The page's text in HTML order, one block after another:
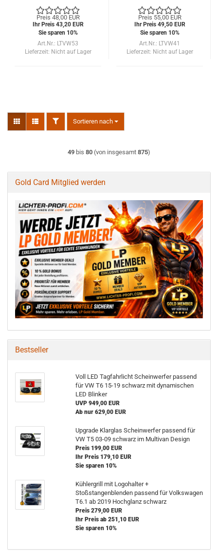
Preis 48,00 EUR
Ihr Preis 43,20 EUR
Sie sparen 10%
Art.Nr.: LTVW53
Lieferzeit: Nicht auf Lager
Preis 55,00 EUR
Ihr Preis 49,50 EUR
Sie sparen 10%
Art.Nr.: LTVW41
Lieferzeit: Nicht auf Lager
FILTERSortieren nach
Sortieren nach
49 bis 80 (von insgesamt 875)
Gold Card Mitglied werden
Bestseller
Voll LED Tagfahrlicht Scheinwerfer passend
für VW T6 15-19 schwarz mit dynamischen
LED Blinker
UVP 949,00 EUR
Ab nur 629,00 EUR
Upgrade Klarglas Scheinwerfer passend für
VW T5 03-09 schwarz im Multivan Design
Preis 199,00 EUR
Ihr Preis 179,10 EUR
Sie sparen 10%
Kühlergrill mit Logohalter +
Stoßstangenblenden passend für Volkswagen
T6.1 ab 2019 Hochglanz schwarz
Preis 279,00 EUR
Ihr Preis ab 251,10 EUR
Sie sparen 10%